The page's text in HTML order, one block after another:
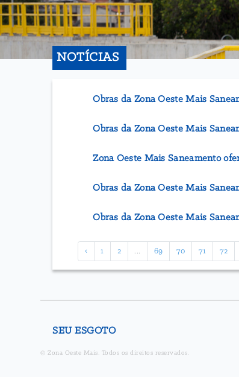
NOTÍCIAS
Obras da Zona Oeste Mais
Obras da Zona Oeste Mais
Zona Oeste Mais Saneamento
Obras da Zona Oeste Mais
Obras da Zona Oeste Mais
‹ 1 2 ... 69 70 71 72
SEU ESGOTO
© Zona Oeste Mais. Todos os direitos reservados.